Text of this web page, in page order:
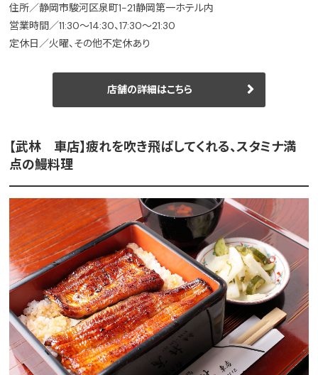
住所／静岡市駿河区泉町1-21静岡第一ホテル内
営業時間／11:30～14:30、17:30～21:30
定休日／火曜、その他不定休あり
店舗の詳細はこちら
【武林 車店】疲れを吹き飛ばしてくれる、スタミナ満
点の鰻料理